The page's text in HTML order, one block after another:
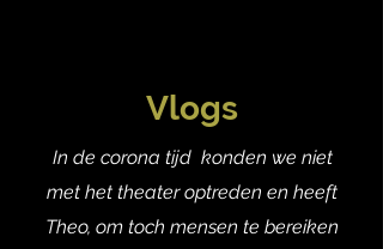
Vlogs
In de corona tijd konden we niet
met het theater optreden en heeft
Theo, om toch mensen te bereiken